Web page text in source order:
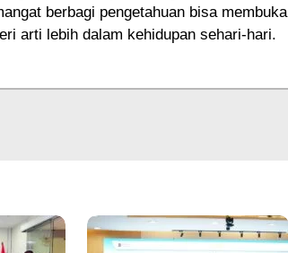
berbagi pengetahuan bisa membuka
arti lebih dalam kehidupan sehari-hari.